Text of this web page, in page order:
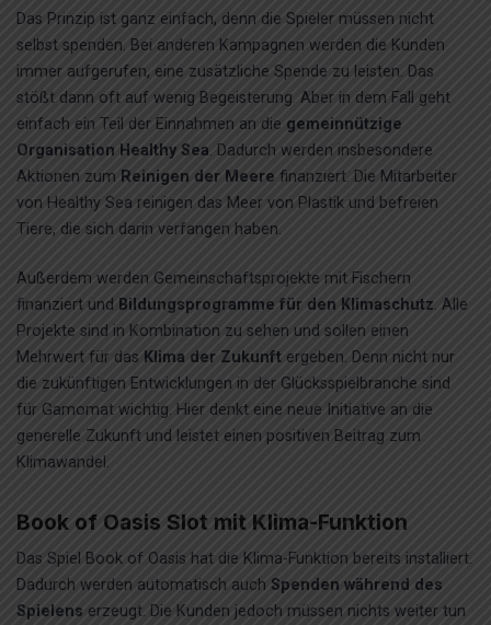
Das Prinzip ist ganz einfach, denn die Spieler müssen nicht
selbst spenden. Bei anderen Kampagnen werden die Kunden
immer aufgerufen, eine zusätzliche Spende zu leisten. Das
stößt dann oft auf wenig Begeisterung. Aber in dem Fall geht
einfach ein Teil der Einnahmen an die gemeinnützige
Organisation Healthy Sea. Dadurch werden insbesondere
Aktionen zum Reinigen der Meere finanziert. Die Mitarbeiter
von Healthy Sea reinigen das Meer von Plastik und befreien
Tiere, die sich darin verfangen haben.
Außerdem werden Gemeinschaftsprojekte mit Fischern
finanziert und Bildungsprogramme für den Klimaschutz. Alle
Projekte sind in Kombination zu sehen und sollen einen
Mehrwert für das Klima der Zukunft ergeben. Denn nicht nur
die zukünftigen Entwicklungen in der Glücksspielbranche sind
für Gamomat wichtig. Hier denkt eine neue Initiative an die
generelle Zukunft und leistet einen positiven Beitrag zum
Klimawandel.
Book of Oasis Slot mit Klima-Funktion
Das Spiel Book of Oasis hat die Klima-Funktion bereits installiert.
Dadurch werden automatisch auch Spenden während des
Spielens erzeugt. Die Kunden jedoch müssen nichts weiter tun